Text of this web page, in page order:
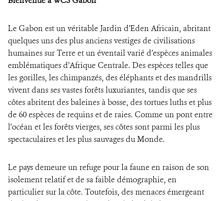
Le Gabon est un véritable Jardin d’Eden Africain, abritant
quelques uns des plus anciens vestiges de civilisations
humaines sur Terre et un éventail varié d’espèces animales
emblématiques d’Afrique Centrale. Des espèces telles que
les gorilles, les chimpanzés, des éléphants et des mandrills
vivent dans ses vastes forêts luxuriantes, tandis que ses
côtes abritent des baleines à bosse, des tortues luths et plus
de 60 espèces de requins et de raies. Comme un pont entre
l’océan et les forêts vierges, ses côtes sont parmi les plus
spectaculaires et les plus sauvages du Monde.
Le pays demeure un refuge pour la faune en raison de son
isolement relatif et de sa faible démographie, en
particulier sur la côte. Toutefois, des menaces émergeant